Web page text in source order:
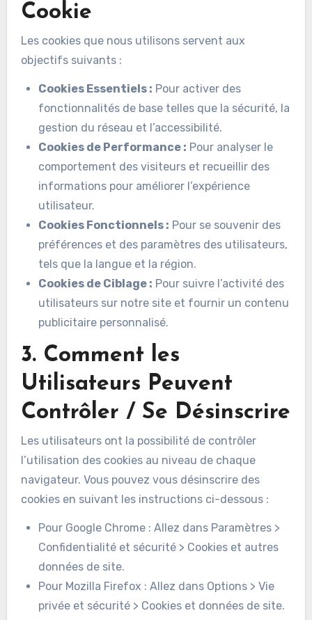
Cookie
Les cookies que nous utilisons servent aux
objectifs suivants :
Cookies Essentiels : Pour activer des
fonctionnalités de base telles que la sécurité, la
gestion du réseau et l’accessibilité.
Cookies de Performance : Pour analyser le
comportement des visiteurs et recueillir des
informations pour améliorer l’expérience
utilisateur.
Cookies Fonctionnels : Pour se souvenir des
préférences et des paramètres des utilisateurs,
tels que la langue et la région.
Cookies de Ciblage : Pour suivre l’activité des
utilisateurs sur notre site et fournir un contenu
publicitaire personnalisé.
3. Comment les
Utilisateurs Peuvent
Contrôler / Se Désinscrire
Les utilisateurs ont la possibilité de contrôler
l’utilisation des cookies au niveau de chaque
navigateur. Vous pouvez vous désinscrire des
cookies en suivant les instructions ci-dessous :
Pour Google Chrome : Allez dans Paramètres >
Confidentialité et sécurité > Cookies et autres
données de site.
Pour Mozilla Firefox : Allez dans Options > Vie
privée et sécurité > Cookies et données de site.